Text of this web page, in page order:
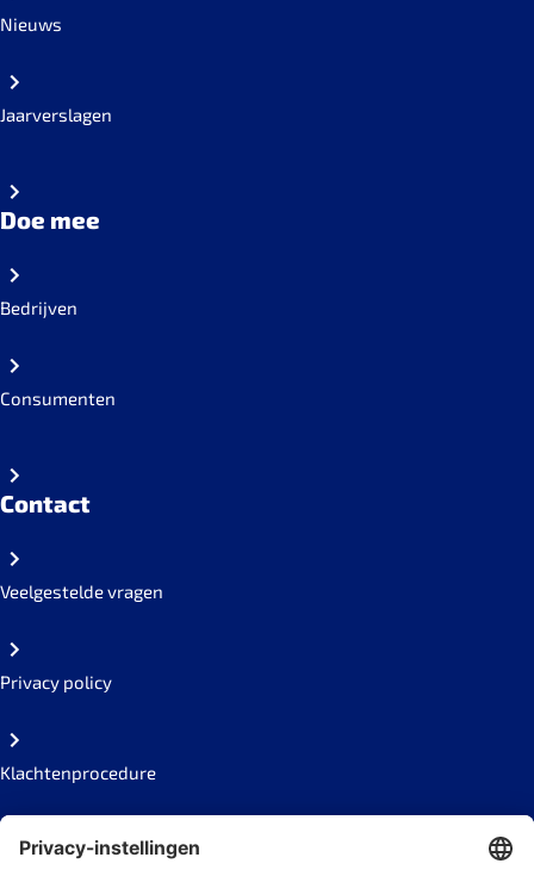
Nieuws
Jaarverslagen
Doe mee
Bedrijven
Consumenten
Contact
Veelgestelde vragen
Privacy policy
Klachtenprocedure
Organization Code